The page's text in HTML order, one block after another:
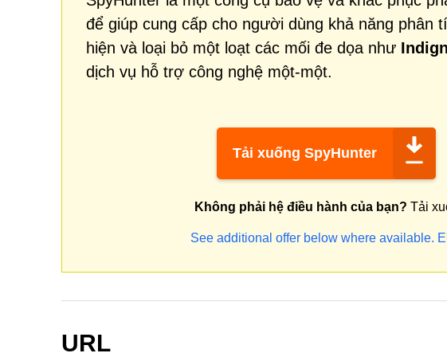
để giúp cung cấp cho người dùng khả năng phân
hiện và loại bỏ một loạt các mối đe dọa như
dịch vụ hỗ trợ công nghệ một-một.
Tải xuống SpyHunter
Không phải hệ điều hành của bạn? Tải
See additional offer below where available.
URL